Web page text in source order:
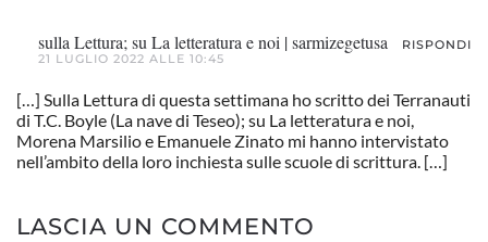
sulla Lettura; su La letteratura e noi | sarmizegetusa
21 LUGLIO 2022 ALLE 10:45
RISPONDI
[…] Sulla Lettura di questa settimana ho scritto dei Terranauti
di T.C. Boyle (La nave di Teseo); su La letteratura e noi,
Morena Marsilio e Emanuele Zinato mi hanno intervistato
nell’ambito della loro inchiesta sulle scuole di scrittura. […]
LASCIA UN COMMENTO